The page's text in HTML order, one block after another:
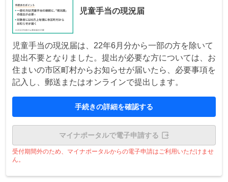
児童手当の現況届
児童手当の現況届は、22年6月分から一部の方を除いて
提出不要となりました。提出が必要な方については、お
住まいの市区町村からお知らせが届いたら、必要事項を
記入し、郵送またはオンラインで提出します。
手続きの詳細を確認する
マイナポータルで電子申請する
受付期間外のため、マイナポータルからの電子申請はご利用いただけませ
ん。